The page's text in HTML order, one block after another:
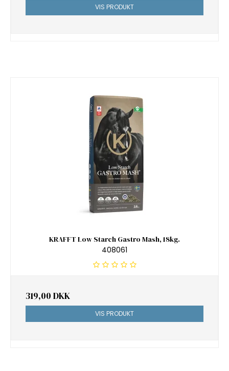
VIS PRODUKT
KRAFFT Low Starch Gastro Mash, 18kg.
408061
319,00 DKK
VIS PRODUKT